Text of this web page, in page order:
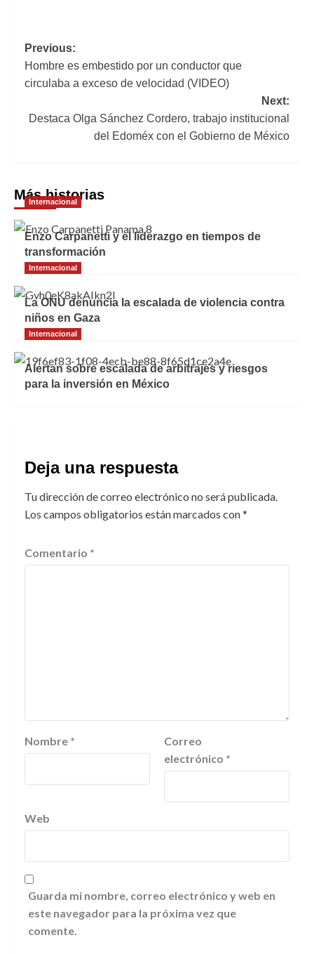
Navegación
de
Previous:
Hombre es embestido por un conductor que
circulaba a exceso de velocidad (VIDEO)
Next:
Destaca Olga Sánchez Cordero, trabajo institucional
del Edoméx con el Gobierno de México
Más historias
Internacional
Enzo Carpanetti y el liderazgo en tiempos de
transformación
Internacional
La ONU denuncia la escalada de violencia contra
niños en Gaza
Internacional
Alertan sobre escalada de arbitrajes y riesgos
para la inversión en México
Deja una respuesta
Tu dirección de correo electrónico no será publicada.
Los campos obligatorios están marcados con*
Comentario *
Nombre *
Correo
electrónico *
Web
Guarda mi nombre, correo electrónico y web en
este navegador para la próxima vez que
comente.